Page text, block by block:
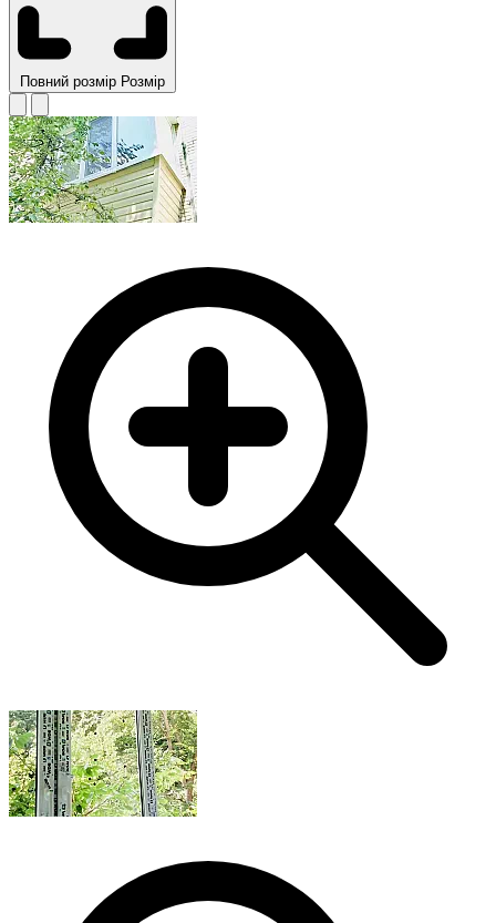
Повний розмір Розмір